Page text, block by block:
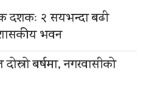
दशकः २ सयभन्दा बढी
भवन
बर्षमा, नगरवासीको